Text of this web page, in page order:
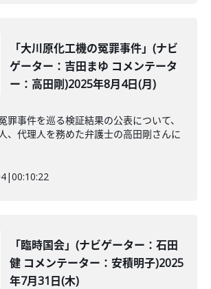
「大川原化工機の冤罪事件」(ナビ
ゲーター：吉田まゆ コメンテータ
ー：高田剛)2025年8月4日(月)
罪事件を巡る検証結果の公表について、
、代理人を務めた弁護士の高田剛さんに
|00:10:22
「臨時国会」(ナビゲーター：石田
健 コメンテーター：安積明子)2025
年7月31日(木)